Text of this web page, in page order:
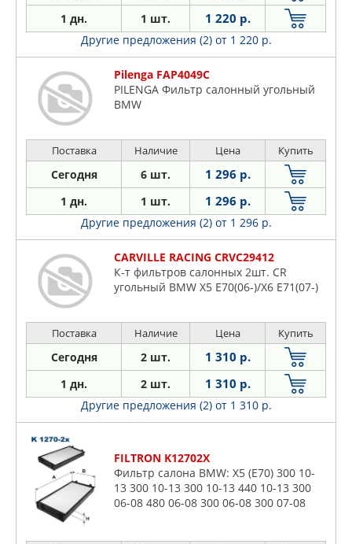
1 дн. 1 шт. 1 220 р.
Другие предложения (2) от 1 220 р.
Pilenga FAP4049C
PILENGA Фильтр салонный угольный
BMW
Поставка Наличие Цена Купить
Сегодня 6 шт. 1 296 р.
1 дн. 1 шт. 1 296 р.
Другие предложения (2) от 1 296 р.
CARVILLE RACING CRVC29412
К-т фильтров салонных 2шт. CR
угольный BMW X5 E70(06-)/X6 E71(07-)
Поставка Наличие Цена Купить
Сегодня 2 шт. 1 310 р.
1 дн. 2 шт. 1 310 р.
Другие предложения (2) от 1 310 р.
FILTRON K12702X
Фильтр салона BMW: X5 (E70) 300 10-
13 300 10-13 300 10-13 440 10-13 300
06-08 480 06-08 300 06-08 300 07-08